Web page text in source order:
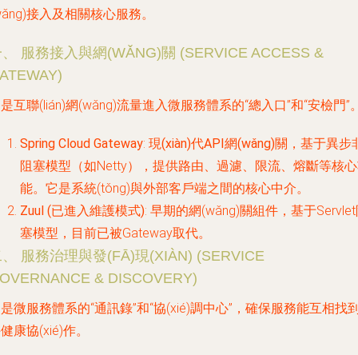
接入及相關核心服務。
服務接入與網(WǍNG)關 (SERVICE ACCESS &
互聯(lián)網(wǎng)流量進入微服務體系的“總入口”和“安檢門”
Spring Cloud Gateway: 現(xiàn)代API網(wǎng)關 ，基于異步
阻塞模型（如Netty），提供路由、過濾、限流、熔斷等核
能。它是系統(tǒng)與外部客戶端之間的核心中介。
Zuul (已進入維護模式): 早期的網(wǎng)關組件，基于
塞模型，目前已被Gateway取代。
服務治理與發(FĀ)現(XIÀN) (SERVICE
& DISCOVERY)
微服務體系的“通訊錄”和“協(xié)調中心”，確保服務能互相找
康協(xié)作。